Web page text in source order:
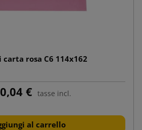
carta rosa C6 114x162
0,04 € tasse incl.
al carrello